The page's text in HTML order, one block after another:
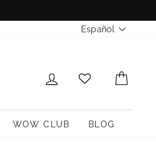
Idioma
Español
INICIAR SESIÓN
WOW CLUB BLOG